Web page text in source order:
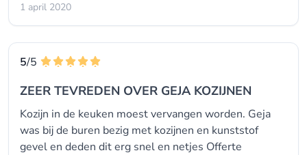
1 april 2020
5/5
ZEER TEVREDEN OVER GEJA KOZIJNEN
Kozijn in de keuken moest vervangen worden. Geja
was bij de buren bezig met kozijnen en kunststof
gevel en deden dit erg snel en netjes Offerte